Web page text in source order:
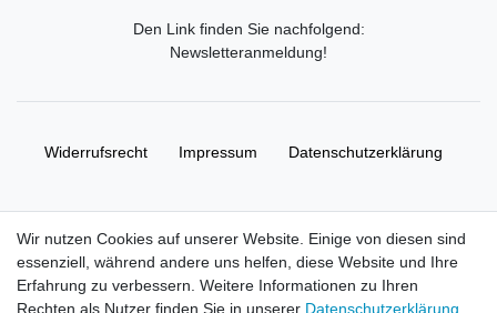
Den Link finden Sie nachfolgend:
Newsletteranmeldung!
Widerrufs­recht Impressum Daten­schutz­erklärung
© Copyright 2026 | Alle Rechte vorbehalten. HL-
Handelsgesellschaft mbH.
Wir nutzen Cookies auf unserer Website. Einige von diesen sind
essenziell, während andere uns helfen, diese Website und Ihre
Erfahrung zu verbessern. Weitere Informationen zu Ihren
Rechten als Nutzer finden Sie in unserer Daten­schutz­erklärung